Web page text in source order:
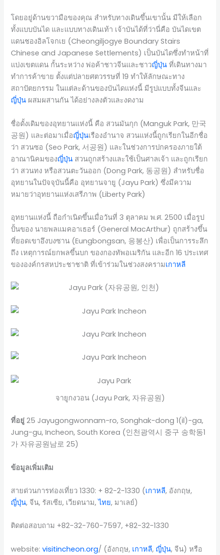
โดยอยู่ด้านขวามือของคุณ สำหรับทางเดินขึ้นเขานั้น มีให้เลือก
ทั้งแบบบันได และแบบทางเดินเท้า เจ้าบันได้ที่ว่านี่คือ บันไดเขต
แดนชองอิลโจกเย (Cheongiljogye Boundary Stairs
Chinese and Japanese Settlements) เป็นบันไดซึ่งทำหน้าที่
แบ่งเขตแดน กั้นระหว่าง พ่อค้าชาวจีนและชาวญี่ปุ่น ที่เดินทางมา
ทำการค้าขาย ตั้งแต่ปลายศตวรรษที่ 19 ทำให้ลักษณะทาง
สถาปัตยกรรม ในแต่ละด้านของบันไดแห่งนี้ มีรูปแบบทั้งจีนและ
ญี่ปุ่น ผสมผสานกัน ได้อย่างลงตัวและงดงาม
ชื่อดั้งเดิมของอุทยานแห่งนี้ คือ สวนมันกุก (Manguk Park, 만국
공원) และต่อมาเมื่อญี่ปุ่นเรืองอำนาจ สวนแห่งนี้ถูกเรียกในอีกชื่อ
ว่า สวนซอ (Seo Park, 서공원) และในช่วงการปกครองภายใต้
อาณานิคมของญี่ปุ่น สวนถูกสร้างและใช้เป็นศาลเจ้า และถูกเรียก
ว่า สวนทง หรือสวนตะวันออก (Dong Park, 동공원) สำหรับชื่อ
อุทยานในปัจจุบันนี้คือ อุทยานจายู (Jayu Park) ซึ่งมีความ
หมายว่าอุทยานแห่งเสรีภาพ (Liberty Park)
อุทยานแห่งนี้ ถือกำเนิดขึ้นเมื่อวันที่ 3 ตุลาคม พ.ศ. 2500 เมื่อรูป
ปั้นของ นายพลแมคอาเธอร์ (General MacArthur) ถูกสร้างขึ้น
ที่ยอดเขาอึงบงซาน (Eungbongsan, 응봉산) เพื่อเป็นการระลึก
ถึง เหตุการณ์ยกพลขึ้นบก ของกองทัพอเมริกัน และอีก 16 ประเทศ
ขององค์กรสหประชาชาติ ที่เข้าร่วมในช่วงสงครามเกาหลี
จายูกงวอน (Jayu Park, 자유공원)
ที่อยู่ 25 Jayugongwonnam-ro, Songhak-dong 1(il)-ga,
Jung-gu, Incheon, South Korea (인천광역시 중구 송학동1
가 자유공원남로 25)
ข้อมูลเพิ่มเติม
สายด่วนการท่องเที่ยว 1330: + 82-2-1330 (เกาหลี, อังกฤษ,
ญี่ปุ่น, จีน, รัสเซีย, เวียดนาม,ไทย, มาเลย์)
ติดต่อสอบถาม +82-32-760-7597, +82-32-1330
website:visitincheon.org/ (อังกฤษ, เกาหลี,ญี่ปุ่น, จีน) หรือ